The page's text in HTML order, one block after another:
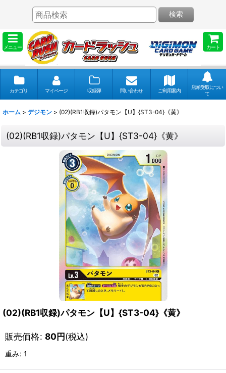
メニュー カート
検索
カテゴリ マイページ 収録弾 問い合わせ ご利用案内
店頭受取につい
て
ホーム > デジモン > (02)(RB1収録)パタモン【U】{ST3-04}《黄》
(02)(RB1収録)パタモン【U】{ST3-04}《黄》
(02)(RB1収録)パタモン【U】{ST3-04}《黄》
販売価格: 80円(税込)
重み: 1